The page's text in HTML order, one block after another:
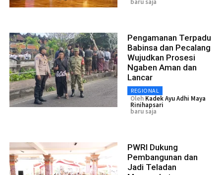
Pengamanan Terpadu
Babinsa dan Pecalang
Wujudkan Prosesi
Ngaben Aman dan
Lancar
REGIONAL
Oleh Kadek Ayu Adhi Maya
Rinihapsari
baru saja
PWRI Dukung
Pembangunan dan
Jadi Teladan